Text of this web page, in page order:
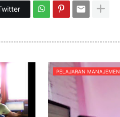
PELAJARAN MANAJEMEN